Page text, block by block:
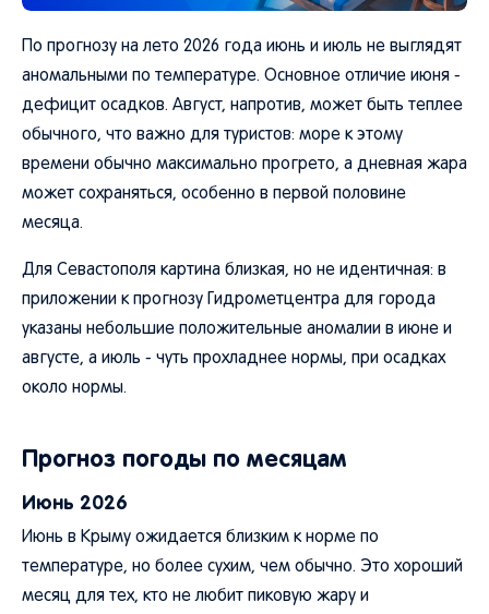
По прогнозу на лето 2026 года июнь и июль не выглядят
аномальными по температуре. Основное отличие июня -
дефицит осадков. Август, напротив, может быть теплее
обычного, что важно для туристов: море к этому
времени обычно максимально прогрето, а дневная жара
может сохраняться, особенно в первой половине
месяца.
Для Севастополя картина близкая, но не идентичная: в
приложении к прогнозу Гидрометцентра для города
указаны небольшие положительные аномалии в июне и
августе, а июль - чуть прохладнее нормы, при осадках
около нормы.
Прогноз погоды по месяцам
Июнь 2026
Июнь в Крыму ожидается близким к норме по
температуре, но более сухим, чем обычно. Это хороший
месяц для тех, кто не любит пиковую жару и